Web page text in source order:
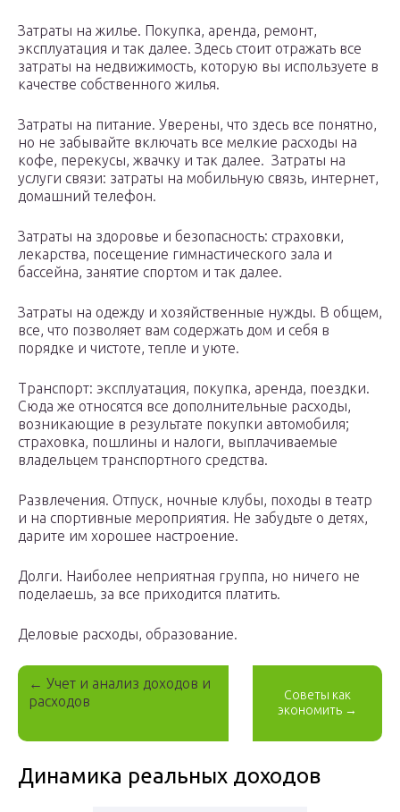
Затраты на жилье. Покупка, аренда, ремонт,
эксплуатация и так далее. Здесь стоит отражать все
затраты на недвижимость, которую вы используете в
качестве собственного жилья.
Затраты на питание. Уверены, что здесь все понятно,
но не забывайте включать все мелкие расходы на
кофе, перекусы, жвачку и так далее. Затраты на
услуги связи: затраты на мобильную связь, интернет,
домашний телефон.
Затраты на здоровье и безопасность: страховки,
лекарства, посещение гимнастического зала и
бассейна, занятие спортом и так далее.
Затраты на одежду и хозяйственные нужды. В общем,
все, что позволяет вам содержать дом и себя в
порядке и чистоте, тепле и уюте.
Транспорт: эксплуатация, покупка, аренда, поездки.
Сюда же относятся все дополнительные расходы,
возникающие в результате покупки автомобиля;
страховка, пошлины и налоги, выплачиваемые
владельцем транспортного средства.
Развлечения. Отпуск, ночные клубы, походы в театр
и на спортивные мероприятия. Не забудьте о детях,
дарите им хорошее настроение.
Долги. Наиболее неприятная группа, но ничего не
поделаешь, за все приходится платить.
Деловые расходы, образование.
← Учет и анализ доходов и
расходов
Советы как
экономить →
Динамика реальных доходов